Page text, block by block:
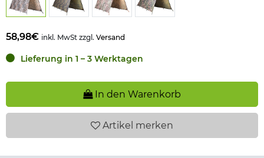
58,98€ inkl. MwSt zzgl. Versand
Lieferung in 1 – 3 Werktagen
In den Warenkorb
Artikel merken